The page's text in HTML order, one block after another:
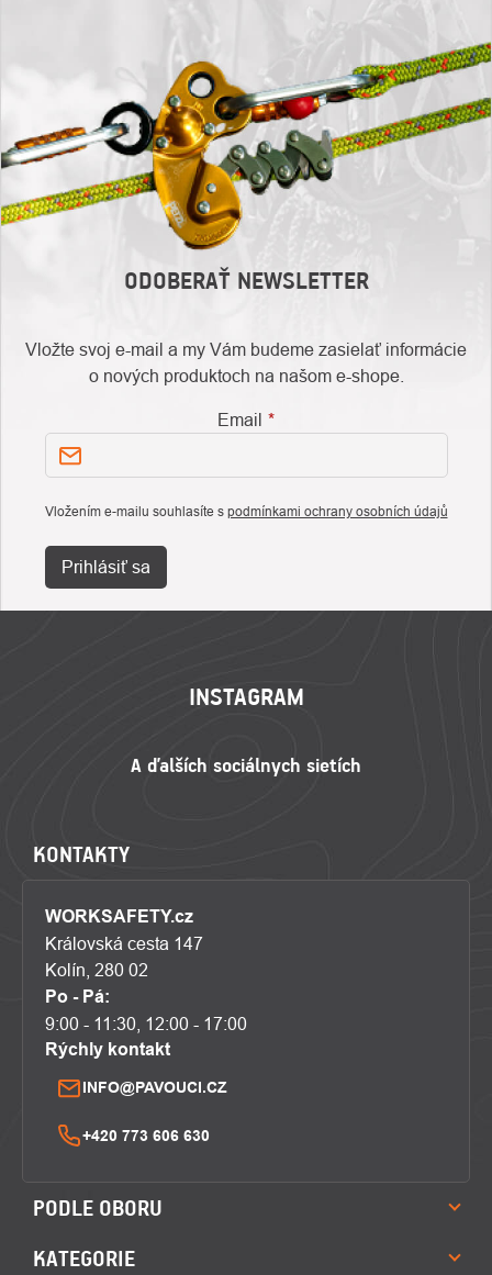
ODOBERAŤ NEWSLETTER
Vložte svoj e-mail a my Vám budeme zasielať informácie
o nových produktoch na našom e-shope.
Email
Vložením e-mailu souhlasíte s podmínkami ochrany osobních údajů
Prihlásiť sa
INSTAGRAM
KONTAKTY
WORKSAFETY.cz
Královská cesta 147
Kolín, 280 02
Po - Pá:
9:00 - 11:30, 12:00 - 17:00
Rýchly kontakt
INFO@PAVOUCI.CZ
+420 773 606 630
PODLE OBORU
KATEGORIE